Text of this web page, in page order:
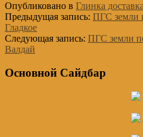
Опубликовано в Глинка
Предыдущая запись: ПГС земли
Гладкое
Следующая запись: ПГС земли
Валдай
Основной Сайдбар